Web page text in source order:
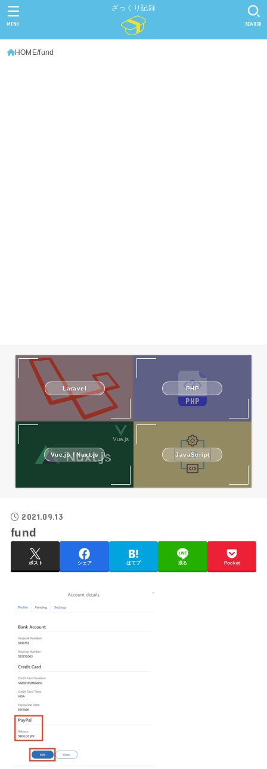
ざっくり記録
SEARCH
MENU
HOME fund
Laravel PHP
Vue.js / Nuxt.js JavaScript
2021.09.13
fund
ポスト シェア はてブ 送る Pocket